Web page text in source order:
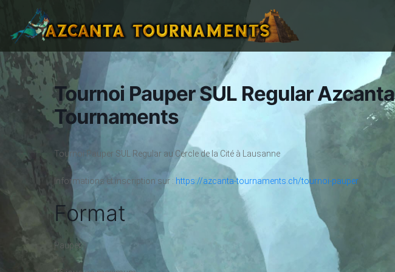
Tournoi Pauper SUL Regular Azcanta
Tournaments
Tournoi Pauper SUL Regular au Cercle de la Cité à Lausanne
Informations et inscription sur : https://azcanta-tournaments.ch/tournoi-pauper
Format
Pauper